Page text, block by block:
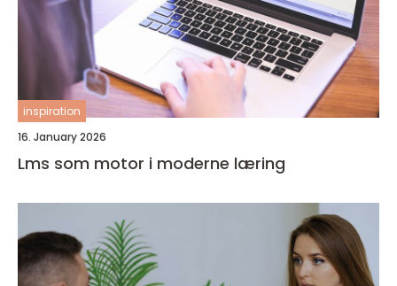
inspiration
16. January 2026
Lms som motor i moderne læring